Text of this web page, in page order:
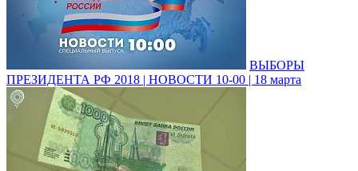
ВЫБОРЫ
ПРЕЗИДЕНТА РФ 2018 | НОВОСТИ 10-00 | 18 марта